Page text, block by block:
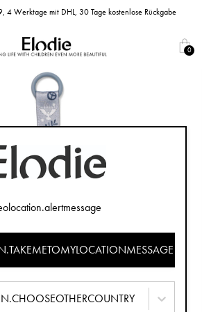
4 Werktage mit DHL, 30 Tage kostenlose Rückgabe
0